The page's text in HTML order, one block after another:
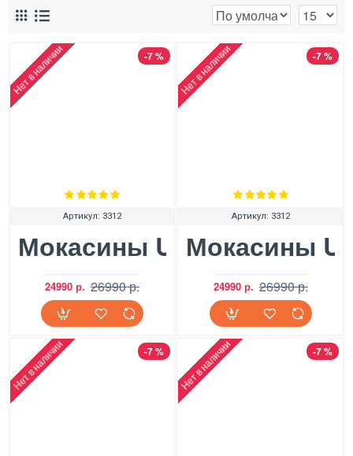
-7 %
Нет в наличии
Артикул: 3312
Мокасины UGG Ansley
24990 р. 26990 р.
-7 %
Нет в наличии
Артикул: 3312
Мокасины
24990 р. 26990 р.
-7 %
Нет в наличии -7 %
Нет в наличии